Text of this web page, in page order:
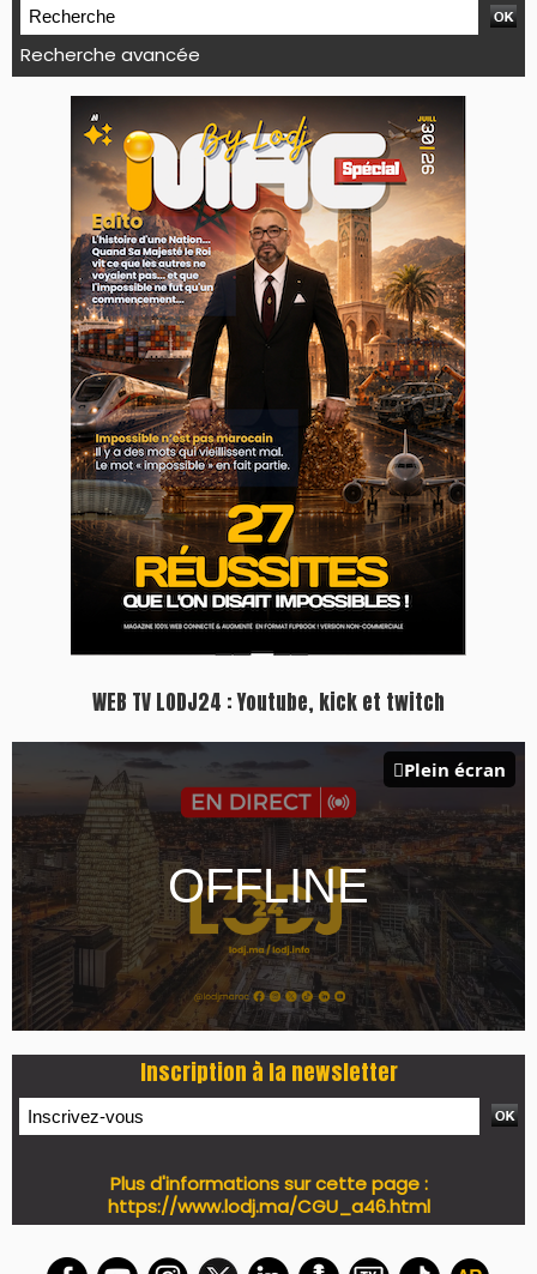
Recherche avancée
WEB TV LODJ24 : Youtube, kick et twitch
Plein écran
Inscription à la newsletter
Plus d'informations sur cette page :
https://www.lodj.ma/CGU_a46.html